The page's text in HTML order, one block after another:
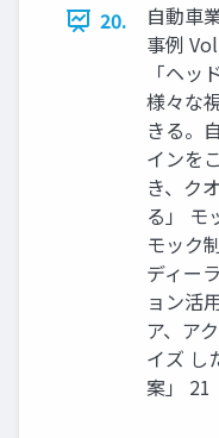
20.
自動車
事例
「ヘッ
様々な
きる。
インを
き、ク
る」
モック
ディー
ョン活
ア、ア
イズ し
案」 21